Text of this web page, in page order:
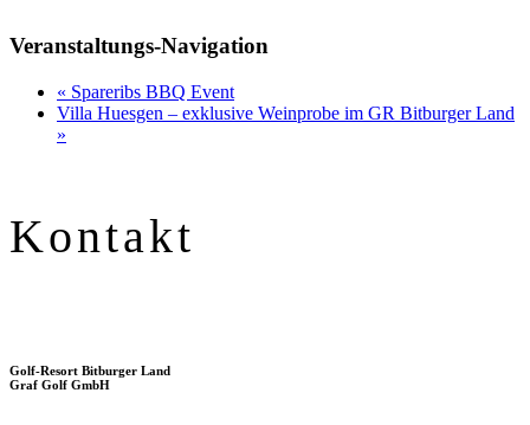
Veranstaltungs-Navigation
« Spareribs BBQ Event
Villa Huesgen – exklusive Weinprobe im GR Bitburger Land
»
Kontakt
Golf-Resort Bitburger Land
Graf Golf GmbH